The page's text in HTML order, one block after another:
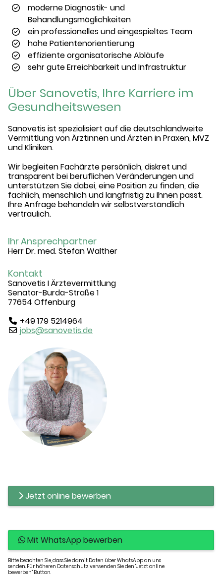
moderne Diagnostik- und
Behandlungsmöglichkeiten
ein professionelles und eingespieltes Team
hohe Patientenorientierung
effiziente organisatorische Abläufe
sehr gute Erreichbarkeit und Infrastruktur
Über Sanovetis, Ihre Karriere im
Gesundheitswesen
Sanovetis ist spezialisiert auf die deutschlandweite
Vermittlung von Ärztinnen und Ärzten in Praxen, MVZ
und Kliniken.
Wir begleiten Fachärzte persönlich, diskret und
transparent bei beruflichen Veränderungen und
unterstützen Sie dabei, eine Position zu finden, die
fachlich, menschlich und langfristig zu Ihnen passt.
Ihre Anfrage behandeln wir selbstverständlich
vertraulich.
Ihr Ansprechpartner
Herr Dr. med. Stefan Walther
Kontakt
Sanovetis I Ärztevermittlung
Senator-Burda-Straße 1
77654 Offenburg
+49 179 5214964
jobs@sanovetis.de
Jetzt online bewerben
Mit WhatsApp bewerben
Bitte beachten Sie, dass Sie damit Daten über WhatsApp an uns
senden. Für höheren Datenschutz verwenden Sie den "Jetzt online
bewerben" Button.